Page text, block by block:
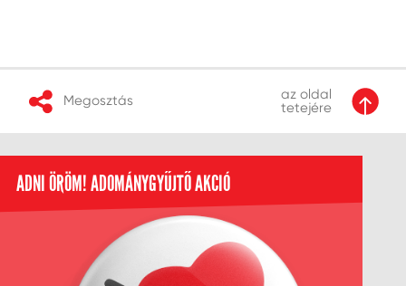
Megosztás
az oldal
tetejére
ADNI ÖRÖM! ADOMÁNYGYŰJTŐ AKCIÓ